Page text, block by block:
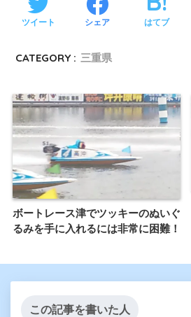
ツイート シェア はてブ
CATEGORY : 三重県
ボートレース津でツッキーのぬいぐ
るみを手に入れるには非常に困難！
この記事を書いた人